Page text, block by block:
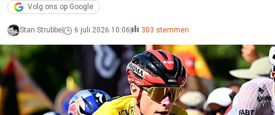
Volg ons op Google
Stan Strubbe 6 juli 2026 10:06 303 stemmen